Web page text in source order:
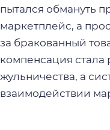
пытался обмануть
маркетплейс, а
за бракованный
компенсация стала
жульничества, а
взаимодействии